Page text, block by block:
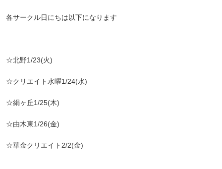
各サークル日にちは以下になります
☆北野1/23(火)
☆クリエイト水曜1/24(水)
☆絹ヶ丘1/25(木)
☆由木東1/26(金)
☆華金クリエイト2/2(金)